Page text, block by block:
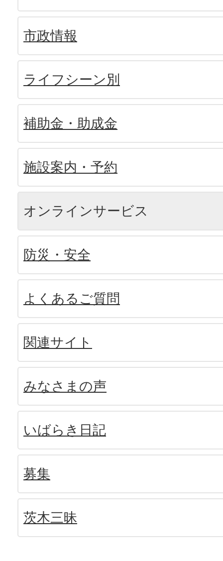
市政情報
ライフシーン別
補助金・助成金
施設案内・予約
オンラインサービス
防災・安全
よくあるご質問
関連サイト
みなさまの声
いばらき日記
募集
茨木三昧